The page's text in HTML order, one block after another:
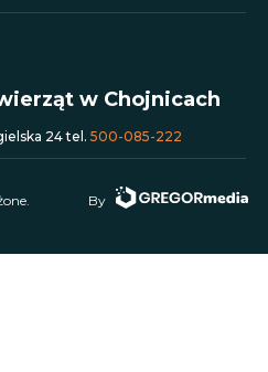
w Chojnicach
24 tel. 500-085-222
By